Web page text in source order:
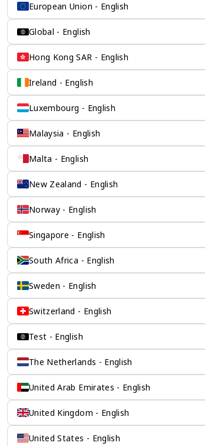
业出海
美元的公司设计，是奕
于为寻求海外市场进
略的公司提供预算解决
公司为
伙伴。我们是香港伦敦
，这是一家总部位于香
市场，约占全球GDP的
与全球市场的机遇联系
务。
European Union - English
Global - English
Hong Kong SAR - English
Ireland - English
Luxembourg - English
Malaysia - English
Malta - English
New Zealand - English
Norway - English
Singapore - English
South Africa - English
Sweden - English
Switzerland - English
Test - English
The Netherlands - English
United Arab Emirates - English
United Kingdom - English
United States - English